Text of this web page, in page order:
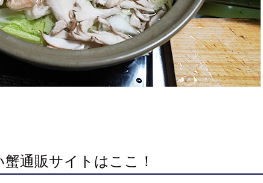
通販サイトはここ！